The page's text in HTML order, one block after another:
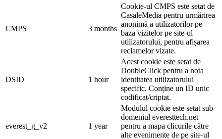
CMPS 3 months
Cookie-ul CMPS este setat de
CasaleMedia pentru urmărirea
anonimă a utilizatorilor pe
baza vizitelor pe site-ul
utilizatorului, pentru afișarea
reclamelor vizate.
DSID 1 hour
Acest cookie este setat de
DoubleClick pentru a nota
identitatea utilizatorului
specific. Conține un ID unic
codificat/criptat.
everest_g_v2 1 year
Modulul cookie este setat sub
domeniul everesttech.net
pentru a mapa clicurile către
alte evenimente de pe site-ul